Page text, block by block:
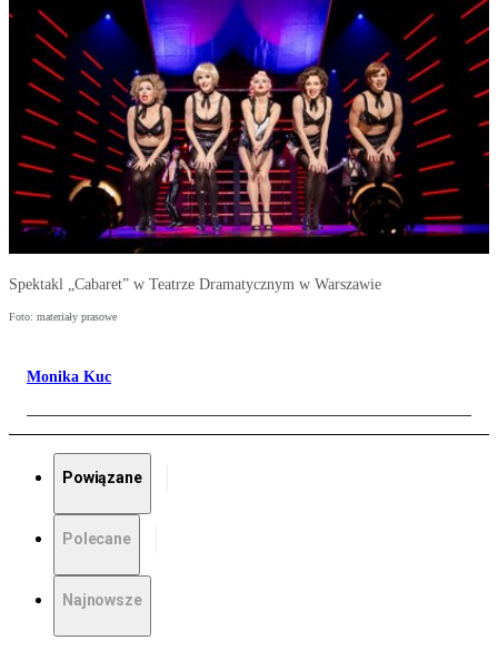
Spektakl „Cabaret” w Teatrze Dramatycznym w Warszawie
Foto: materiały prasowe
Monika Kuc
Powiązane
Polecane
Najnowsze